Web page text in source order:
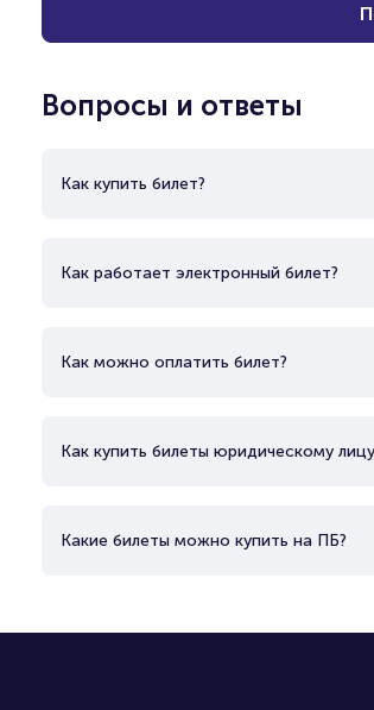
Вопросы и ответы
Как купить билет?
Как работает электронный билет?
Как можно оплатить билет?
Как купить билеты юридическому
Какие билеты можно купить на ПБ?